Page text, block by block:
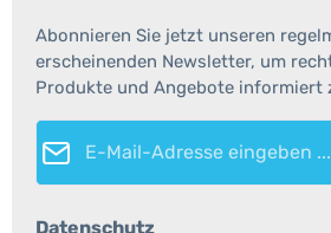
Abonnieren Sie jetzt unseren
erscheinenden Newsletter, um
Produkte und Angebote informiert
E-Mail-Adresse*
Datenschutz